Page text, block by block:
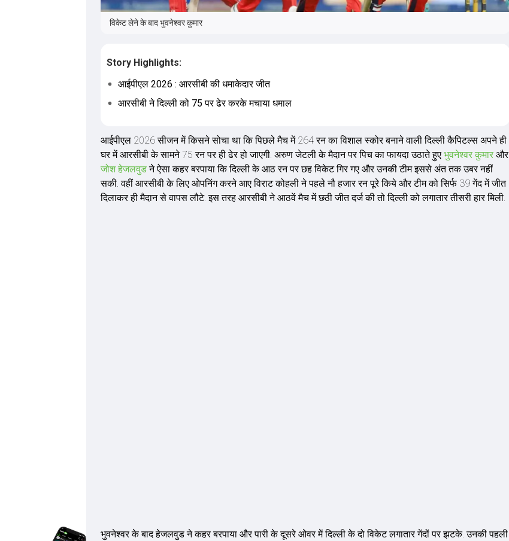
विकेट लेने के बाद भुवनेश्वर कुमार
Story Highlights:
आईपीएल 2026 : आरसीबी की धमाकेदार जीत
आरसीबी ने दिल्ली को 75 पर ढेर करके मचाया धमाल
आईपीएल 2026 सीजन में किसने सोचा था कि पिछले मैच में 264 रन का विशाल स्कोर बनाने वाली दिल्ली कैपिटल्स अपने ही
घर में आरसीबी के सामने 75 रन पर ही ढेर हो जाएगी. अरुण जेटली के मैदान पर पिच का फायदा उठाते हुए भुवनेश्वर कुमार और
जोश हेजलवुडने ऐसा कहर बरपाया कि दिल्ली के आठ रन पर छह विकेट गिर गए और उनकी टीम इससे अंत तक उबर नहीं
सकी. वहीं आरसीबी के लिए ओपनिंग करने आए विराट कोहली ने पहले नौ हजार रन पूरे किये और टीम को सिर्फ 39 गेंद में जीत
दिलाकर ही मैदान से वापस लौटे. इस तरह आरसीबी ने आठवें मैच में छठी जीत दर्ज की तो दिल्ली को लगातार तीसरी हार मिली.
भुवनेश्वर के बाद हेजलवुड ने कहर बरपाया और पारी के दूसरे ओवर में दिल्ली के दो विकेट लगातार गेंदों पर झटके. उनकी पहली